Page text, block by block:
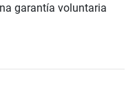
garantía voluntaria